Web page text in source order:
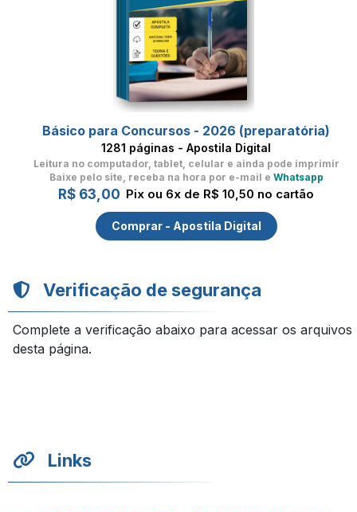
Básico para Concursos - 2026 (preparatória)
1281 páginas - Apostila Digital
Leitura no computador, tablet, celular e ainda pode imprimir
Baixe pelo site, receba na hora por e-mail e Whatsapp
R$ 63,00 Pix ou 6x de R$ 10,50 no cartão
Comprar - Apostila Digital
Verificação de segurança
Complete a verificação abaixo para acessar os arquivos
desta página.
Links